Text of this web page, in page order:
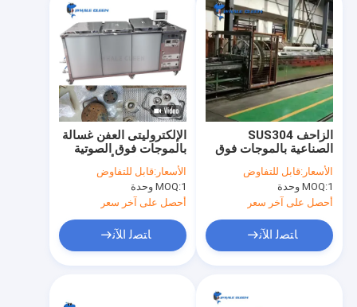
الإلكتروليتى العفن غسالة
بالموجات فوق الصوتية
الشطف والصدأ منع
الأسعار:قابل للتفاوض
MOQ:1 وحدة
أحصل على آخر سعر
ﺎﺘﺼﻟ ﺍﻶﻧ
الزاحف SUS304
الصناعية بالموجات فوق
الصوتية غسالة تعمل
باللمس التحكم الآلي
الأسعار:قابل للتفاوض
MOQ:1 وحدة
أحصل على آخر سعر
ﺎﺘﺼﻟ ﺍﻶﻧ